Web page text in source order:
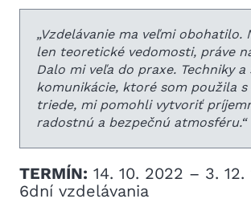
„Vzdelávanie ma veľmi obohatilo.
len teoretické vedomosti, práve
Dalo mi veľa do praxe. Techniky a
komunikácie, ktoré som použila
triede, mi pomohli vytvoriť
radostnú a bezpečnú atmosféru.“
TERMÍN: 14. 10. 2022 – 3. 12.
6dní vzdelávania